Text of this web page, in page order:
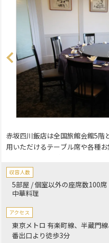
赤坂四川飯店は全国旅館会館5階
用いただけるテーブル席や各種
ループ貸切りでご利用いただけ
ご用意してみなさまのご利用をお
収容人数
5部屋 / 個室以外の座席数100席
中華料理
アクセス
東京メトロ 有楽町線、半蔵門
番出口より徒歩3分